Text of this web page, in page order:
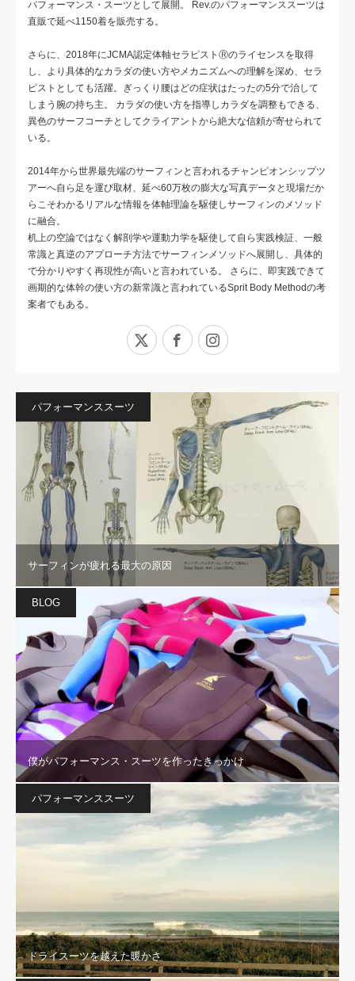
パフォーマンス・スーツとして展開。 Rev.のパフォーマンススーツは
直販で延べ1150着を販売する。
さらに、2018年にJCMA認定体軸セラピストⓇのライセンスを取得
し、より具体的なカラダの使い方やメカニズムへの理解を深め、セラ
ピストとしても活躍。ぎっくり腰はどの症状はたったの5分で治して
しまう腕の持ち主。 カラダの使い方を指導しカラダを調整もできる、
異色のサーフコーチとしてクライアントから絶大な信頼が寄せられて
いる。
2014年から世界最先端のサーフィンと言われるチャンピオンシップツ
アーへ自ら足を運び取材、延べ60万枚の膨大な写真データと現場だか
らこそわかるリアルな情報を体軸理論を駆使しサーフィンのメソッド
に融合。
机上の空論ではなく解剖学や運動力学を駆使して自ら実践検証、一般
常識と真逆のアプローチ方法でサーフィンメソッドへ展開し、具体的
で分かりやすく再現性が高いと言われている。 さらに、即実践できて
画期的な体幹の使い方の新常識と言われているSprit Body Methodの考
案者でもある。
Facebook
パフォーマンススーツ
サーフィンが疲れる最大の原因
BLOG
僕がパフォーマンス・スーツを作ったきっかけ
パフォーマンススーツ
ドライスーツを越えた暖かさ